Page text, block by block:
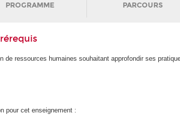
PROGRAMME PARCOURS
de ressources humaines souhaitant approfondir ses
pour cet enseignement :